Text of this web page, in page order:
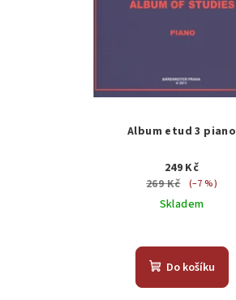
Album etud 3 piano
249 Kč
269 Kč
(–7 %)
Skladem
Do košíku